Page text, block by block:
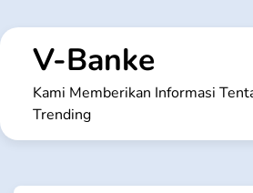
to
contentV-Banke
Kami Memberikan Informasi
Trending